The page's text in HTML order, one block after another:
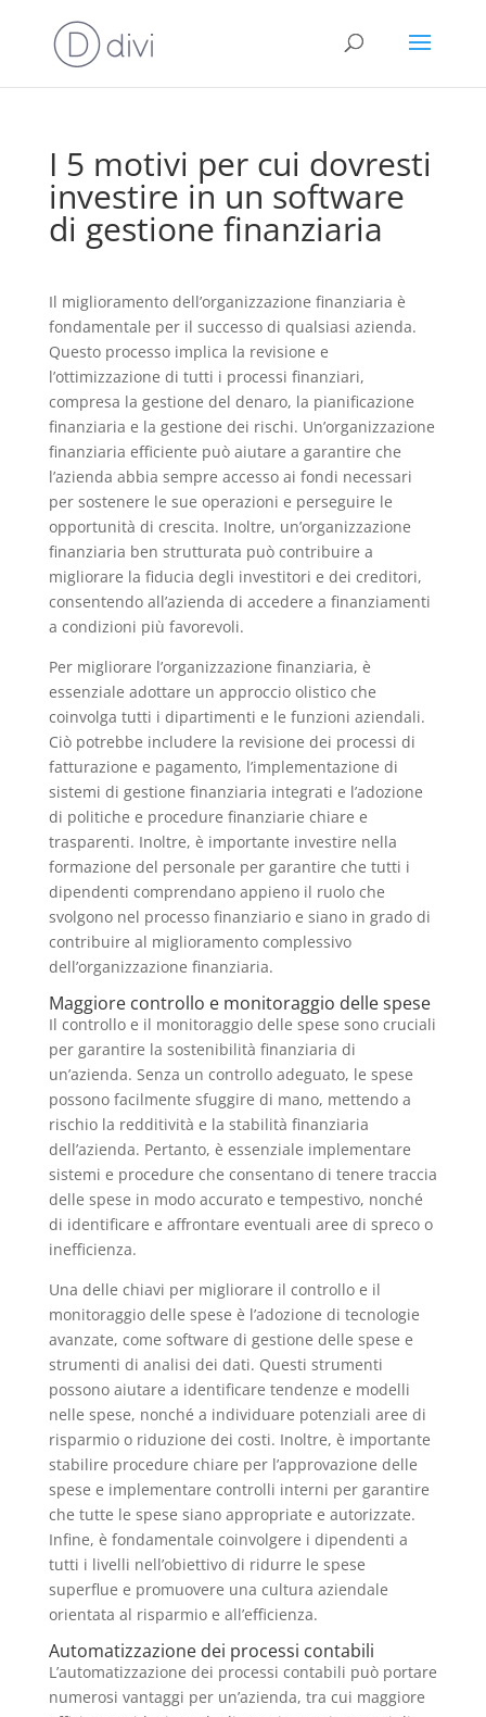
I 5 motivi per cui dovresti
investire in un software
di gestione finanziaria
Il miglioramento dell’organizzazione finanziaria è
fondamentale per il successo di qualsiasi azienda.
Questo processo implica la revisione e
l’ottimizzazione di tutti i processi finanziari,
compresa la gestione del denaro, la pianificazione
finanziaria e la gestione dei rischi. Un’organizzazione
finanziaria efficiente può aiutare a garantire che
l’azienda abbia sempre accesso ai fondi necessari
per sostenere le sue operazioni e perseguire le
opportunità di crescita. Inoltre, un’organizzazione
finanziaria ben strutturata può contribuire a
migliorare la fiducia degli investitori e dei creditori,
consentendo all’azienda di accedere a finanziamenti
a condizioni più favorevoli.
Per migliorare l’organizzazione finanziaria, è
essenziale adottare un approccio olistico che
coinvolga tutti i dipartimenti e le funzioni aziendali.
Ciò potrebbe includere la revisione dei processi di
fatturazione e pagamento, l’implementazione di
sistemi di gestione finanziaria integrati e l’adozione
di politiche e procedure finanziarie chiare e
trasparenti. Inoltre, è importante investire nella
formazione del personale per garantire che tutti i
dipendenti comprendano appieno il ruolo che
svolgono nel processo finanziario e siano in grado di
contribuire al miglioramento complessivo
dell’organizzazione finanziaria.
Maggiore controllo e monitoraggio delle spese
Il controllo e il monitoraggio delle spese sono cruciali
per garantire la sostenibilità finanziaria di
un’azienda. Senza un controllo adeguato, le spese
possono facilmente sfuggire di mano, mettendo a
rischio la redditività e la stabilità finanziaria
dell’azienda. Pertanto, è essenziale implementare
sistemi e procedure che consentano di tenere traccia
delle spese in modo accurato e tempestivo, nonché
di identificare e affrontare eventuali aree di spreco o
inefficienza.
Una delle chiavi per migliorare il controllo e il
monitoraggio delle spese è l’adozione di tecnologie
avanzate, come software di gestione delle spese e
strumenti di analisi dei dati. Questi strumenti
possono aiutare a identificare tendenze e modelli
nelle spese, nonché a individuare potenziali aree di
risparmio o riduzione dei costi. Inoltre, è importante
stabilire procedure chiare per l’approvazione delle
spese e implementare controlli interni per garantire
che tutte le spese siano appropriate e autorizzate.
Infine, è fondamentale coinvolgere i dipendenti a
tutti i livelli nell’obiettivo di ridurre le spese
superflue e promuovere una cultura aziendale
orientata al risparmio e all’efficienza.
Automatizzazione dei processi contabili
L’automatizzazione dei processi contabili può portare
numerosi vantaggi per un’azienda, tra cui maggiore